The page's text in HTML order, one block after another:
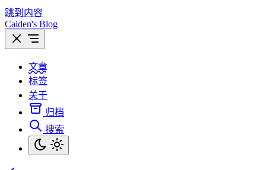
跳到内容
Caiden's Blog
文章
标签
关于
归档
搜索